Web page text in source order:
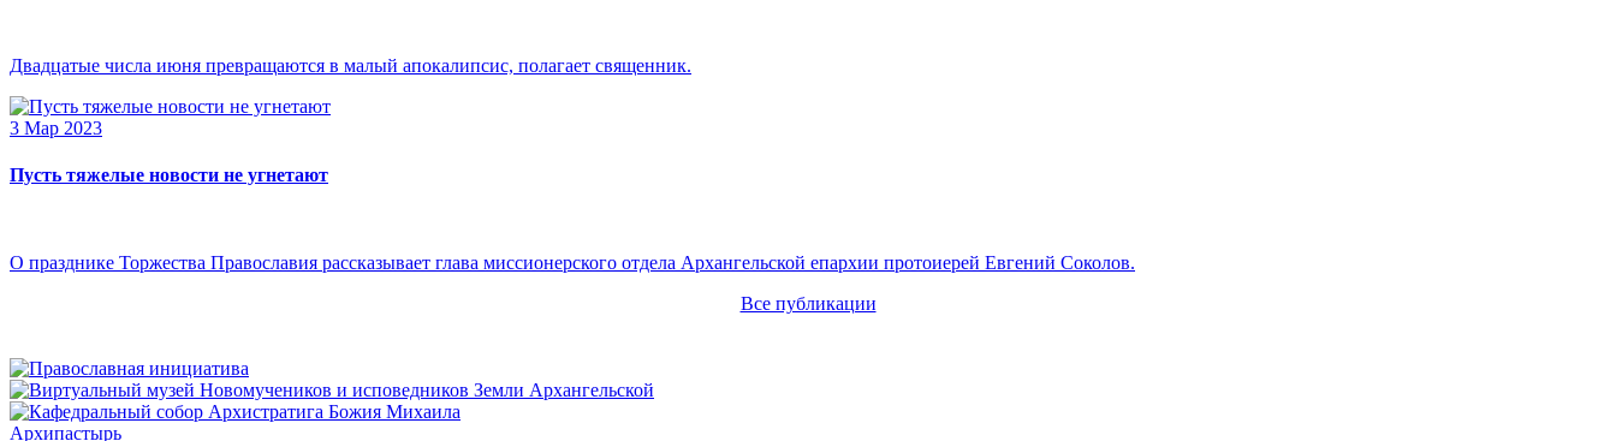
Двадцатые числа июня превращаются в малый апокалипсис, полагает священник.
3 Мар 2023
Пусть тяжелые новости не угнетают
О празднике Торжества Православия рассказывает глава миссионерского отдела Архангельской епархии протоиерей Евгений Соколов.
Все публикации
Архипастырь